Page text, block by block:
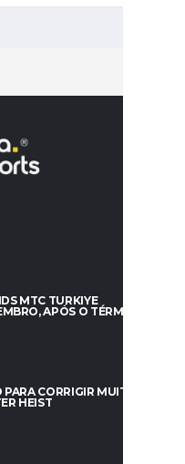
MTC TURKIYE
APÓS O TÉRMINO DO
CORRIGIR MUITOS
HEIST